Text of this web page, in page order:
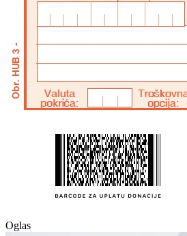
Oglas